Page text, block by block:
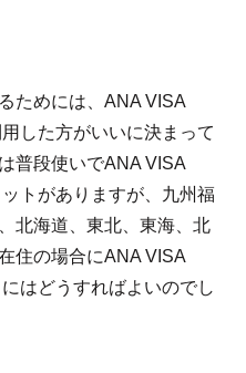
ためには、ANA VISA
した方がいいに決まって
普段使いでANA VISA
トがありますが、九州福
北海道、東北、東海、北
住の場合にANA VISA
はどうすればよいのでし